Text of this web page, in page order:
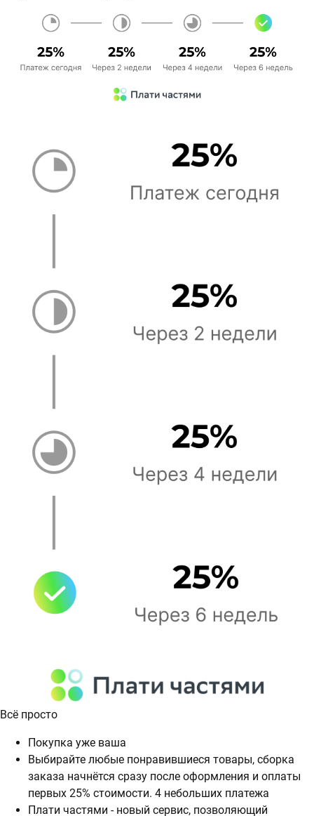
Всё просто
Покупка уже ваша
Выбирайте любые понравившиеся товары, сборка
заказа начнётся сразу после оформления и оплаты
первых 25% стоимости. 4 небольших платежа
Плати частями - новый сервис, позволяющий